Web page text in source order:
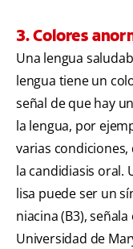
3. Colores
Una lengua
lengua tiene un
señal de que hay
la lengua, por
varias condiciones,
la candidiasis oral.
lisa puede ser un
niacina (B3),
Universidad de